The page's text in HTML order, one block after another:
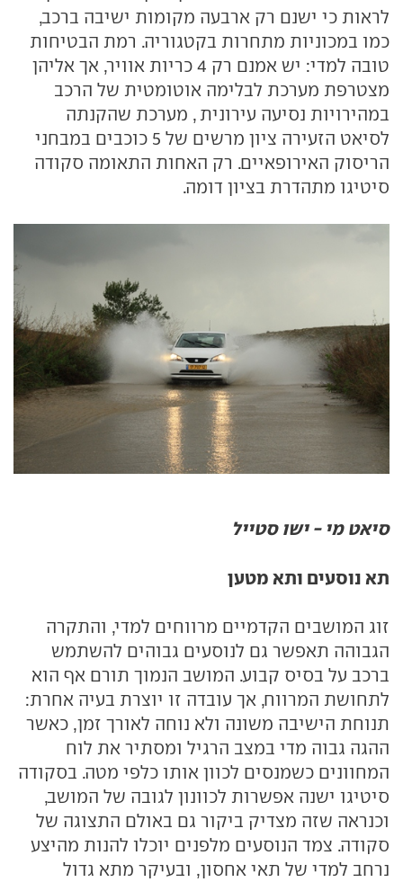
לראות כי ישנם רק ארבעה מקומות ישיבה ברכב,
כמו במכוניות מתחרות בקטגוריה. רמת הבטיחות
טובה למדי: יש אמנם רק 4 כריות אוויר, אך אליהן
מצטרפת מערכת לבלימה אוטומטית של הרכב
במהירויות נסיעה עירונית , מערכת שהקנתה
לסיאט הזעירה ציון מרשים של 5 כוכבים במבחני
הריסוק האירופאיים. רק האחות התאומה סקודה
סיטיגו מתהדרת בציון דומה.
סיאט מי - ישו סטייל
תא נוסעים ותא מטען
זוג המושבים הקדמיים מרווחים למדי, והתקרה
הגבוהה תאפשר גם לנוסעים גבוהים להשתמש
ברכב על בסיס קבוע. המושב הנמוך תורם אף הוא
לתחושת המרווח, אך עובדה זו יוצרת בעיה אחרת:
תנוחת הישיבה משונה ולא נוחה לאורך זמן, כאשר
ההגה גבוה מדי במצב הרגיל ומסתיר את לוח
המחוונים כשמנסים לכוון אותו כלפי מטה. בסקודה
סיטיגו ישנה אפשרות לכוונון לגובה של המושב,
וכנראה שזה מצדיק ביקור גם באולם התצוגה של
סקודה. צמד הנוסעים מלפנים יוכלו להנות מהיצע
נרחב למדי של תאי אחסון, ובעיקר מתא גדול